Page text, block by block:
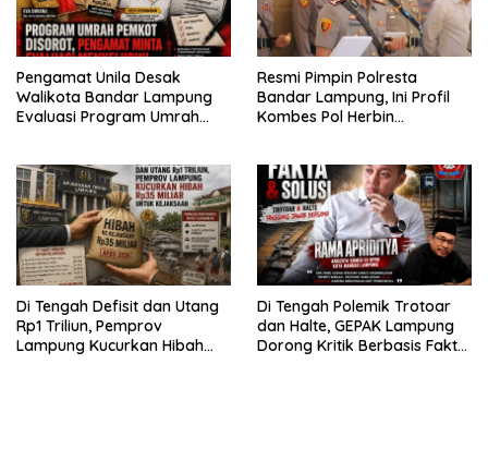
Pengamat Unila Desak
Walikota Bandar Lampung
Evaluasi Program Umrah
Resmi Pimpin Polresta
Bandar Lampung, Ini Profil
Kombes Pol Herbin
Di Tengah Defisit dan Utang
Rp1 Triliun, Pemprov
Lampung Kucurkan Hibah
Di Tengah Polemik Trotoar
dan Halte, GEPAK Lampung
Dorong Kritik Berbasis Fakta